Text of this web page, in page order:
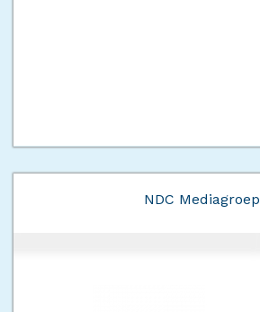
NDC Mediagroep